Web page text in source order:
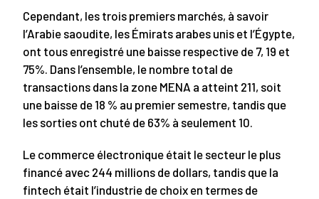
Cependant, les trois premiers marchés, à savoir
l’Arabie saoudite, les Émirats arabes unis et l’Égypte,
ont tous enregistré une baisse respective de 7, 19 et
75%. Dans l’ensemble, le nombre total de
transactions dans la zone MENA a atteint 211, soit
une baisse de 18 % au premier semestre, tandis que
les sorties ont chuté de 63% à seulement 10.
Le commerce électronique était le secteur le plus
financé avec 244 millions de dollars, tandis que la
fintech était l’industrie de choix en termes de